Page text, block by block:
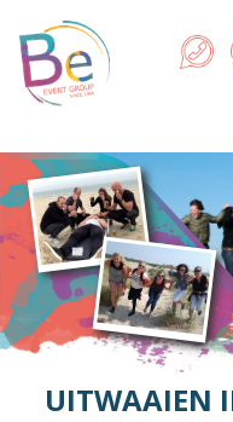
UITWAAIEN